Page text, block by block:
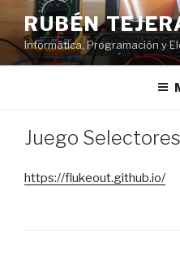
contenido
RUBÉN
Informática, Programación y
PUBLICADO
EL
Juego
https://flukeout.github.io/